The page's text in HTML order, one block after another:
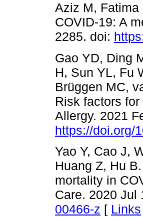
Aziz M,
COVID-19: A
2285. doi:
Gao YD, Ding
H, Sun YL, Fu
Brüggen MC,
Risk factors
Allergy. 2021
https://doi.org/
Yao Y, Cao J,
Huang Z, Hu
mortality in
Care. 2020 Jul
00466-z [ Links